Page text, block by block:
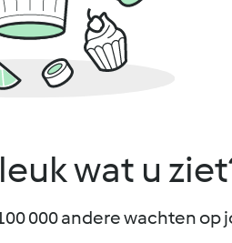
wat u
000 andere wachten op